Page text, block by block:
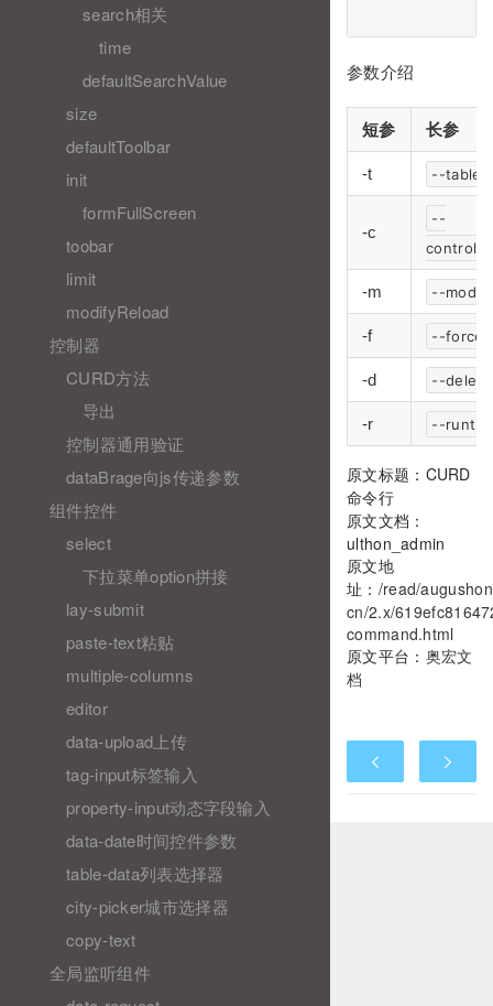
search相关
time
defaultSearchValue
size
defaultToolbar
init
formFullScreen
toobar
limit
modifyReload
控制器
CURD方法
导出
控制器通用验证
dataBrage向js传递参数
组件控件
select
下拉菜单option拼接
lay-submit
paste-text粘贴
multiple-columns
editor
data-upload上传
tag-input标签输入
property-input动态字段输入
data-date时间控件参数
table-data列表选择器
city-picker城市选择器
copy-text
全局监听组件
参数介绍
短参 长参
-t --
-c
--
-m --
-f --force
-d --delete
-r --
原文标题：CURD
命令行
原文文档：
ulthon_admin
原文地
址： /read/
cn/2.x/
command.html
原文平台： 奥宏文
档